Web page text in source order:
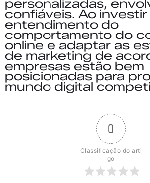
personalizadas,
confiáveis. Ao investir
entendimento do
comportamento do
online e adaptar as
de marketing de
empresas estão bem
posicionadas para
mundo digital
0
Classificação do arti
go